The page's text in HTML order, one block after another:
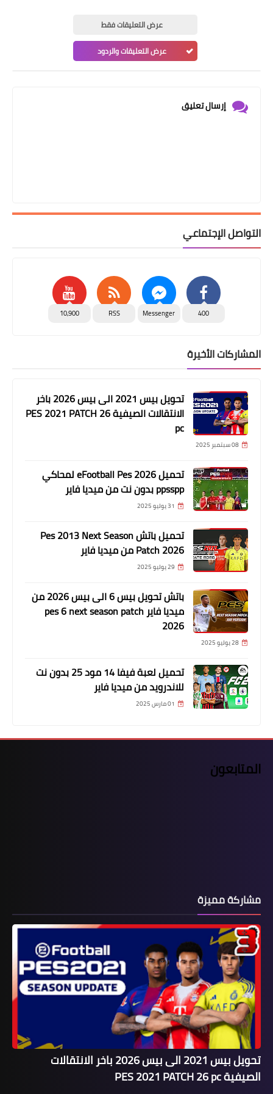
عرض التعليقات فقط
عرض التعليقات والردود
إرسال تعليق
التواصل الإجتماعي
400
Messenger
RSS
10,900
المشاركات الأخيرة
تحويل بيس 2021 الى بيس 2026 باخر
الانتقالات الصيفية PES 2021 PATCH 26
pc
08 سبتمبر 2025
تحميل eFootball Pes 2026 لمحاكي
ppsspp بدون نت من ميديا فاير
31 يوليو 2025
تحميل باتش Pes 2013 Next Season
Patch 2026 من ميديا فاير
29 يوليو 2025
باتش تحويل بيس 6 الى بيس 2026 من
ميديا فاير pes 6 next season patch
2026
28 يوليو 2025
تحميل لعبة فيفا 14 مود 25 بدون نت
للاندرويد من ميديا فاير
01 مارس 2025
المتابعون
مشاركة مميزة
تحويل بيس 2021 الى بيس 2026 باخر الانتقالات
الصيفية PES 2021 PATCH 26 pc